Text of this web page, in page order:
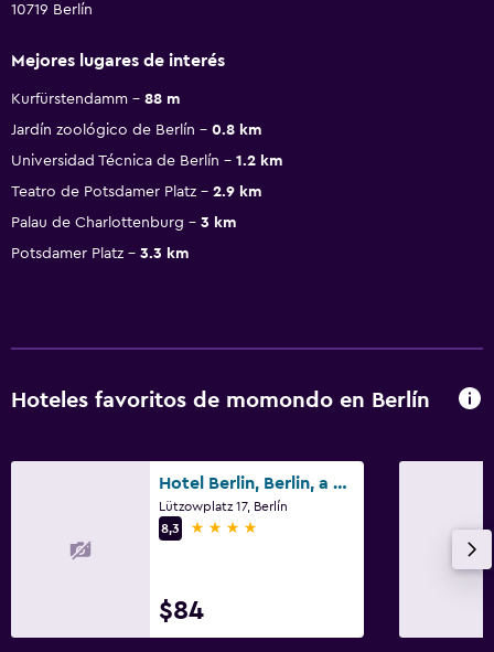
10719 Berlín
Mejores lugares de interés
Kurfürstendamm
88 m
Jardín zoológico de Berlín
0.8 km
Universidad Técnica de Berlín
1.2 km
Teatro de Potsdamer Platz
2.9 km
Palau de Charlottenburg
3 km
Potsdamer Platz
3.3 km
Hoteles favoritos de momondo en Berlín
Hotel Berlin, Berlin, a member of Radisson Individuals
Lützowplatz 17, Berlín
8,3
4 estrellas
$84